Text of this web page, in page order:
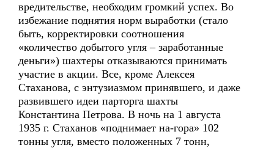
вредительстве, необходим громкий успех. Во
избежание поднятия норм выработки (стало
быть, корректировки соотношения
«количество добытого угля – заработанные
деньги») шахтеры отказываются принимать
участие в акции. Все, кроме Алексея
Стаханова, с энтузиазмом принявшего, и даже
развившего идеи парторга шахты
Константина Петрова. В ночь на 1 августа
1935 г. Стаханов «поднимает на-гора» 102
тонны угля, вместо положенных 7 тонн,